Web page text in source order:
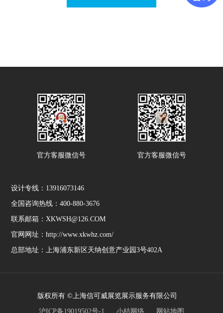
官方客服微信号 官方客服微信号
设计专线：13916073146
全国咨询热线：400-880-3676
联系邮箱：XKWSH@126.COM
官网网址：http://www.xkwhz.com/
总部地址：上海浦东新区天纳创意产业园3号402A
版权所有 ©上海信可威展览展示服务有限公司
沪ICP备19019502号-1
小桔网络 网站地图